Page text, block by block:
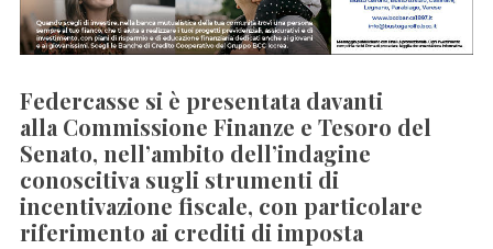
Federcasse si è presentata davanti
alla Commissione Finanze e Tesoro del
Senato, nell’ambito dell’indagine
conoscitiva sugli strumenti di
incentivazione fiscale, con particolare
riferimento ai crediti di imposta